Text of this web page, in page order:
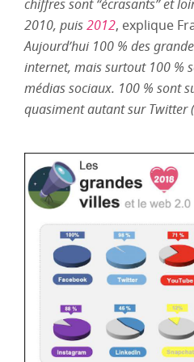
chiffres sont “écrasants” et
2010, puis2012, explique
Aujourd’hui 100 % des
internet, mais surtout 100 %
médias sociaux. 100 % sont
quasiment autant sur Twitter